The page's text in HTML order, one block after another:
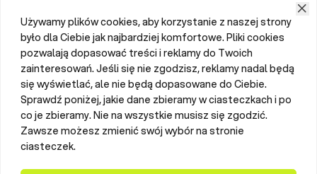
Używamy plików cookies, aby korzystanie z naszej strony
było dla Ciebie jak najbardziej komfortowe. Pliki cookies
pozwalają dopasować treści i reklamy do Twoich
zainteresowań. Jeśli się nie zgodzisz, reklamy nadal będą
się wyświetlać, ale nie będą dopasowane do Ciebie.
Sprawdź poniżej, jakie dane zbieramy w ciasteczkach i po
co je zbieramy. Nie na wszystkie musisz się zgodzić.
Zawsze możesz zmienić swój wybór na stronie
ciasteczek.